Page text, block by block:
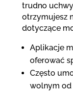
trudno
otrzymujesz
dotyczące
Aplikacje
oferować
Często
wolnym od